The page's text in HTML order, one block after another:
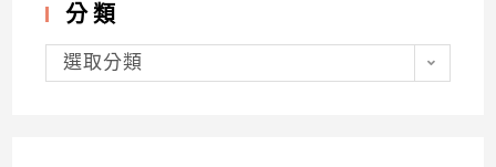
分類
分
類選取分類